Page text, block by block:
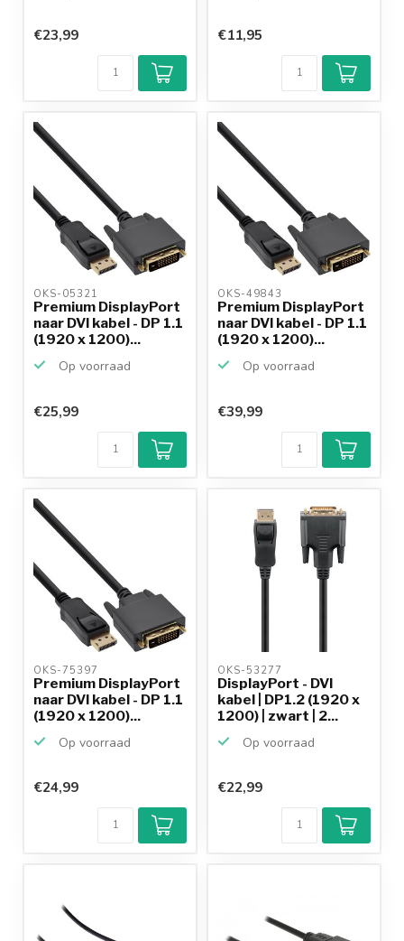
€23,99 €11,95
OKS-05321
Premium DisplayPort
naar DVI kabel - DP 1.1
(1920 x 1200)...
Op voorraad
€25,99
OKS-49843
Premium DisplayPort
naar DVI kabel - DP 1.1
(1920 x 1200)...
Op voorraad
Klantenbeoordeling
9,2/10
Achteraf
betalen mogelijk
productkennis
€39,99
OKS-75397
Premium DisplayPort
naar DVI kabel - DP 1.1
(1920 x 1200)...
Op voorraad
€24,99
OKS-53277
DisplayPort - DVI
kabel | DP1.2 (1920 x
1200) | zwart | 2...
Op voorraad
€22,99